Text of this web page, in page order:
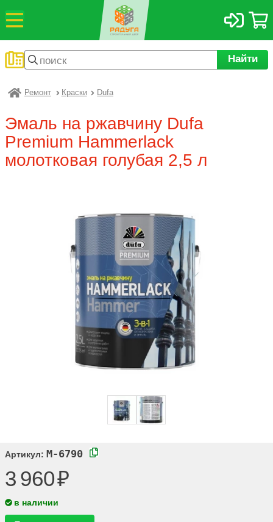
Найти
Ремонт Краски Dufa
Эмаль на ржавчину Dufa
Premium Hammerlack
молотковая голубая 2,5 л
Артикул: M-6790
3 960
в наличии